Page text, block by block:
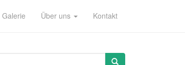
Galerie Über uns Kontakt